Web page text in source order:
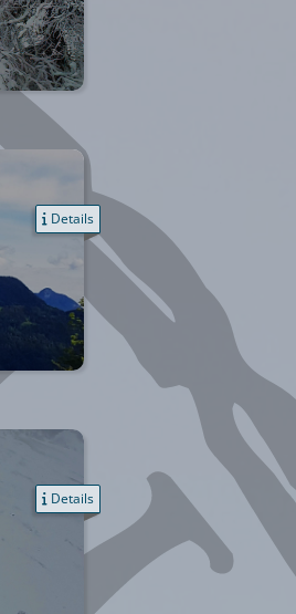
Details
Details